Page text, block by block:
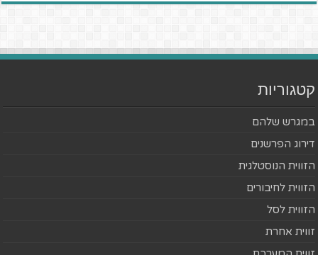
קטגוריות
במגרש שלהם
דירוג הפרשנים
הזווית הנוסטלגית
הזווית לחיבורים
הזווית לסל
זווית אחרת